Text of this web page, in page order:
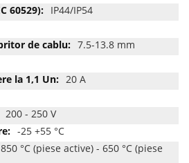
IP44/IP54
7.5-13.8 mm
20 A
200 - 250 V
-25 +55 °C
850 °C (piese active) - 650 °C (piese